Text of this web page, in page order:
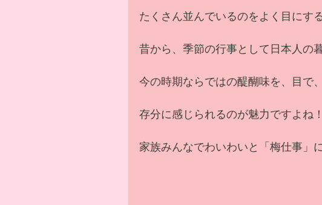
たくさん並んでいるのをよく目にす
昔から、季節の行事として日本人の
今の時期ならではの醍醐味を、目で
存分に感じられるのが魅力ですよね！
家族みんなでわいわいと「梅仕事」